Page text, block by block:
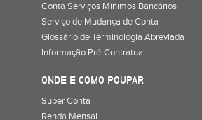
Conta Serviços Mínimos Bancários
Serviço de Mudança de Conta
Glossário de Terminologia Abreviada
Informação Pré-Contratual
ONDE E COMO POUPAR
Super Conta
Renda Mensal